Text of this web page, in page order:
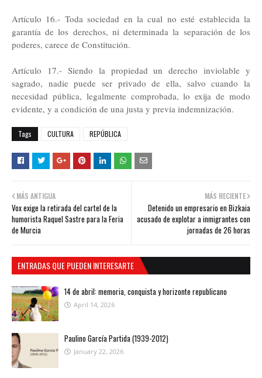
Artículo 16.- Toda sociedad en la cual no esté establecida la
garantía de los derechos, ni determinada la separación de los
poderes, carece de Constitución.
Artículo 17.- Siendo la propiedad un derecho inviolable y
sagrado, nadie puede ser privado de ella, salvo cuando la
necesidad pública, legalmente comprobada, lo exija de modo
evidente, y a condición de una justa y previa indemnización.
Tags CULTURA REPÚBLICA
MÁS RECIENTE
Detenido un empresario en Bizkaia
acusado de explotar a inmigrantes con
jornadas de 26 horas
MÁS ANTIGUA
Vox exige la retirada del cartel de la
humorista Raquel Sastre para la Feria
de Murcia
ENTRADAS QUE PUEDEN INTERESARTE
14 de abril: memoria, conquista y horizonte republicano
April 14, 2026
Paulino García Partida (1939-2012)
January 22, 2026